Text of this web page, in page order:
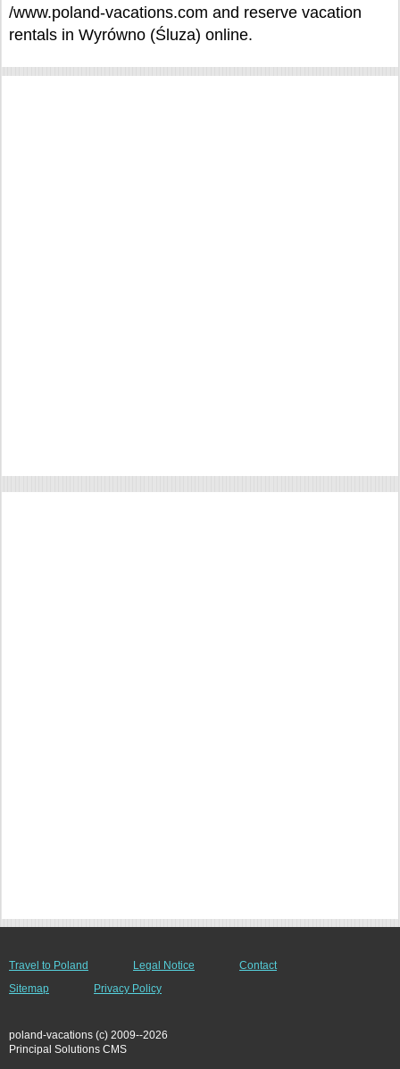
/www.poland-vacations.com and reserve vacation
rentals in Wyrówno (Śluza) online.
Travel to Poland Legal Notice
Contact
Sitemap
Privacy Policy
poland-vacations (c) 2009--2026
Principal Solutions CMS